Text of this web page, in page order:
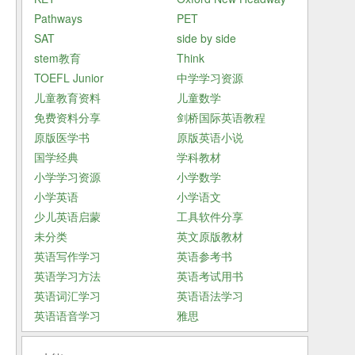
Pathways
PET
SAT
side by side
stem教育
Think
TOEFL Junior
中学学习资源
儿童教育资料
儿童数学
免费资料分享
剑桥国际英语教程
原版医学书
原版英语小说
国学经典
学科教材
小学学习资源
小学数学
小学英语
小学语文
少儿英语启蒙
工具软件分享
未分类
英文原版教材
英语写作学习
英语参考书
英语学习方法
英语考试用书
英语词汇学习
英语语法学习
英语语音学习
雅思